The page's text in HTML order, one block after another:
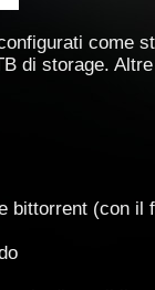
come
di storage.
bittorrent (con il